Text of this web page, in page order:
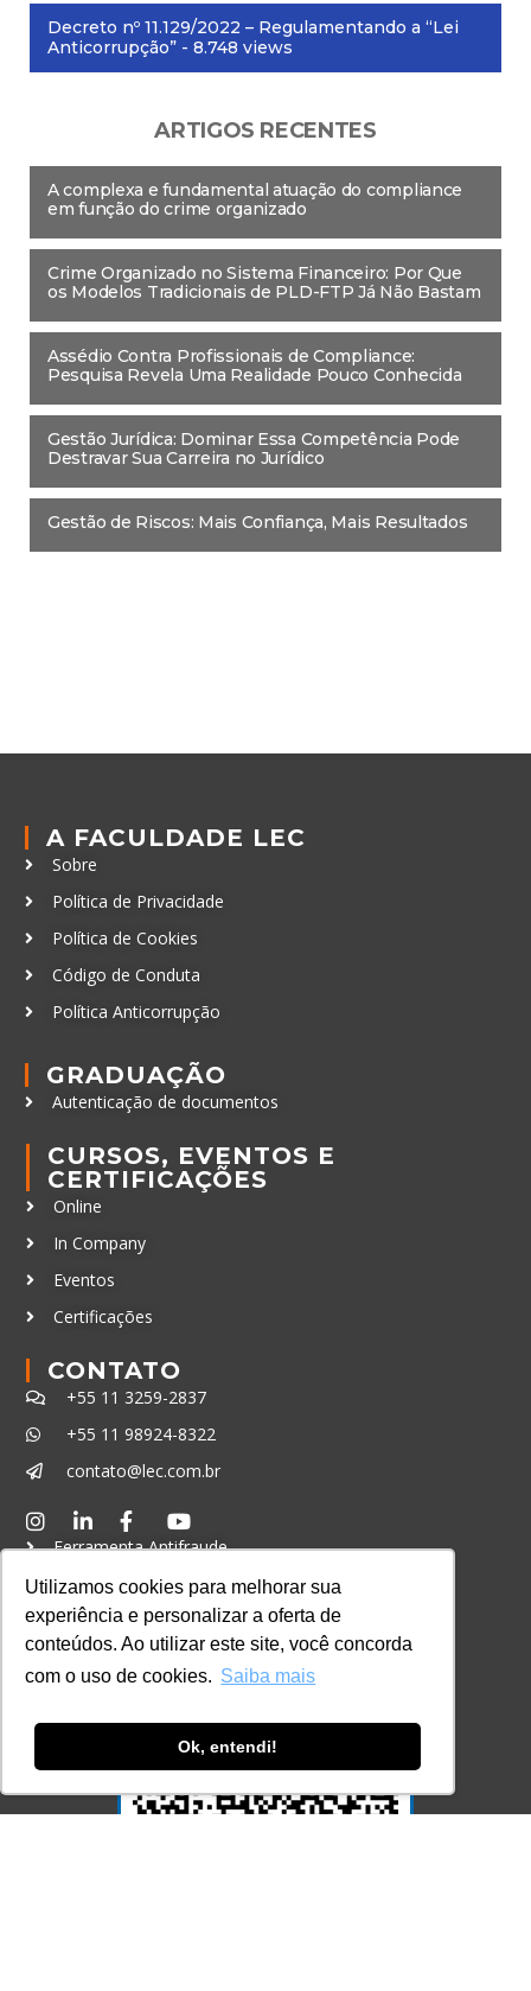
Utilizamos cookies para melhorar sua
experiência e personalizar a oferta de
conteúdos. Ao utilizar este site, você concorda
com o uso de cookies. Saiba mais
Ok, entendi!
Decreto nº 11.129/2022 – Regulamentando a “Lei
Anticorrupção” - 8.748 views
ARTIGOS RECENTES
A complexa e fundamental atuação do compliance
em função do crime organizado
Crime Organizado no Sistema Financeiro: Por Que
os Modelos Tradicionais de PLD-FTP Já Não Bastam
Assédio Contra Profissionais de Compliance:
Pesquisa Revela Uma Realidade Pouco Conhecida
Gestão Jurídica: Dominar Essa Competência Pode
Destravar Sua Carreira no Jurídico
Gestão de Riscos: Mais Confiança, Mais Resultados
A FACULDADE LEC
Sobre
Política de Privacidade
Política de Cookies
Código de Conduta
Política Anticorrupção
GRADUAÇÃO
Autenticação de documentos
CURSOS, EVENTOS E
CERTIFICAÇÕES
Online
In Company
Eventos
Certificações
CONTATO
+55 11 3259-2837
+55 11 98924-8322
contato@lec.com.br
Ferramenta Antifraude
Consulte aqui o cadastro da Instituição no
Sistema e-MEC